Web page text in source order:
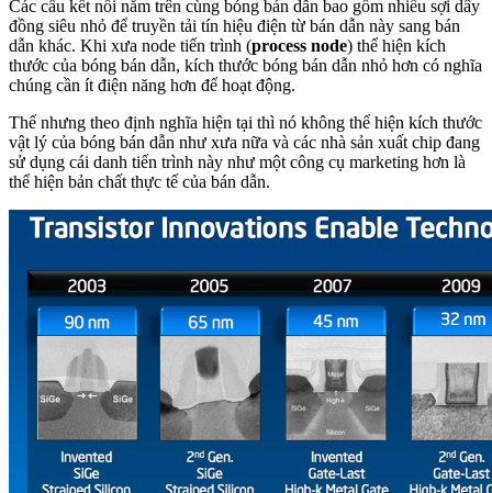
Các cầu kết nối nằm trên cùng bóng bán dẫn bao gồm nhiều sợi dây
đồng siêu nhỏ để truyền tải tín hiệu điện từ bán dẫn này sang bán
dẫn khác. Khi xưa node tiến trình (process node) thể hiện kích
thước của bóng bán dẫn, kích thước bóng bán dẫn nhỏ hơn có nghĩa
chúng cần ít điện năng hơn để hoạt động.
Thế nhưng theo định nghĩa hiện tại thì nó không thể hiện kích thước
vật lý của bóng bán dẫn như xưa nữa và các nhà sản xuất chip đang
sử dụng cái danh tiến trình này như một công cụ marketing hơn là
thể hiện bản chất thực tế của bán dẫn.